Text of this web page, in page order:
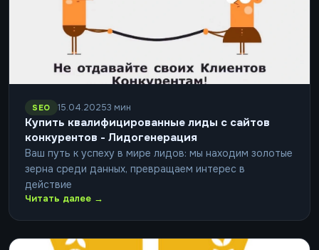
SEO 15.04.20253 мин
Купить квалифицированные лиды с сайтов
конкурентов - Лидогенерация
Ваш путь к успеху в мире лидов: мы находим золотые
зерна среди данных, превращаем интерес в
действие
Читать далее →